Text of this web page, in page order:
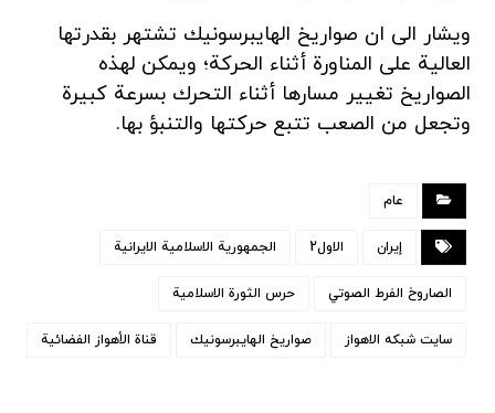
ويشار الى ان صواريخ الهايبرسونيك تشتهر بقدرتها
العالية على المناورة أثناء الحركة؛ ويمكن لهذه
الصواريخ تغيير مسارها أثناء التحرك بسرعة كبيرة
وتجعل من الصعب تتبع حركتها والتنبؤ بها.
عام
إيران الاول2 الجمهورية الاسلامية الايرانية
الصاروخ الفرط الصوتي حرس الثورة الاسلامية
سایت شبکه الاهواز صواريخ الهايبرسونيك قناة الأهواز الفضائیة